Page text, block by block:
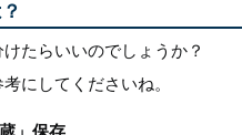
たらいいのでしょうか？
にしてくださいね。
」保存